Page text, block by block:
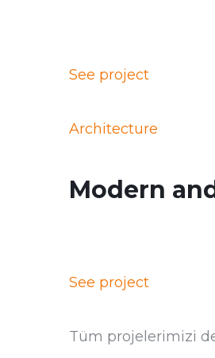
See project
Architecture
Modern
See project
Tüm projelerimizi